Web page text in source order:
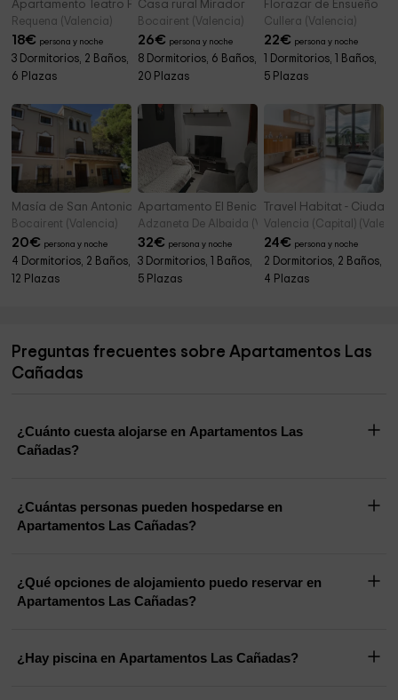
Apartamento Teatro Principal
Requena (Valencia)
18€ persona y noche
3 Dormitorios, 2 Baños,
6 Plazas
Casa rural Mirador
Bocairent (Valencia)
26€ persona y noche
8 Dormitorios, 6 Baños,
20 Plazas
Florazar de Ensueño
Cullera (Valencia)
22€ persona y noche
1 Dormitorios, 1 Baños,
5 Plazas
Masía de San Antonio
Bocairent (Valencia)
20€ persona y noche
4 Dormitorios, 2 Baños,
12 Plazas
Apartamento El Benicadell
Adzaneta De Albaida (Valencia)
32€ persona y noche
3 Dormitorios, 1 Baños,
5 Plazas
Travel Habitat -
Valencia (Capital)
24€ persona y noche
2 Dormitorios, 2 Baños,
4 Plazas
Preguntas frecuentes sobre Apartamentos Las
Cañadas
¿Cuánto cuesta alojarse en Apartamentos Las
Cañadas?
¿Cuántas personas pueden hospedarse en
Apartamentos Las Cañadas?
¿Qué opciones de alojamiento puedo reservar en
Apartamentos Las Cañadas?
¿Hay piscina en Apartamentos Las Cañadas?